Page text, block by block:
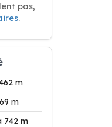
pas,
.
m
m
742 m